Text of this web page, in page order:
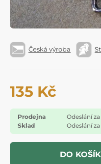
Česká výroba
135 Kč
Prodejna
Odeslání
Sklad
Odeslání
DO